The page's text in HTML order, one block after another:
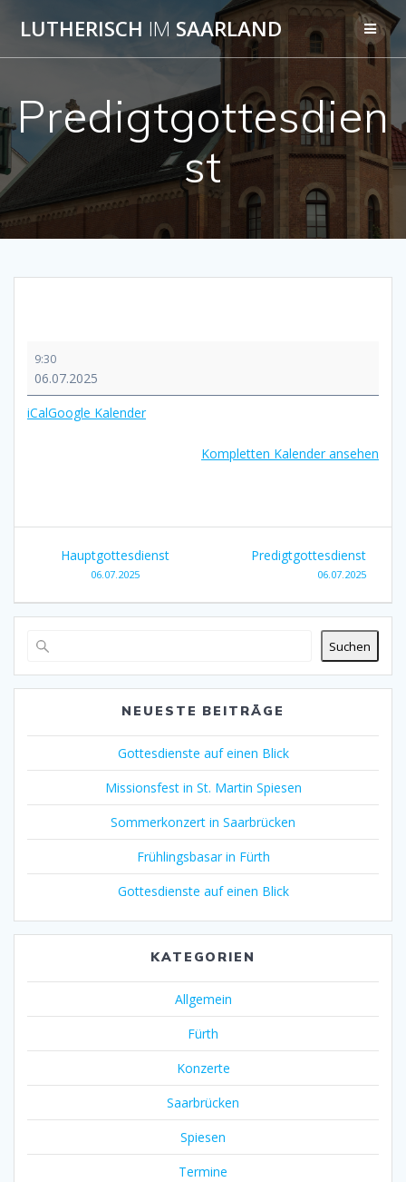
Skip
to
content
LUTHERISCH IM SAARLAND
Predigtgottesdien
st
9:30
06.07.2025
iCalGoogle Kalender
Kompletten Kalender ansehen
Beitragsnavigation
Hauptgottesdienst
06.07.2025
Predigtgottesdienst
06.07.2025
Suchen
NEUESTE BEITRÄGE
Gottesdienste auf einen Blick
Missionsfest in St. Martin Spiesen
Sommerkonzert in Saarbrücken
Frühlingsbasar in Fürth
Gottesdienste auf einen Blick
KATEGORIEN
Allgemein
Fürth
Konzerte
Saarbrücken
Spiesen
Termine